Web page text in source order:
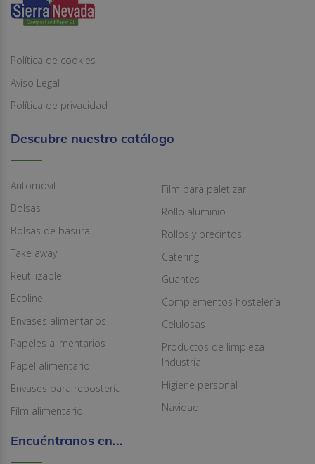
Política de cookies
Aviso Legal
Política de privacidad
Descubre nuestro catálogo
Automóvil
Bolsas
Bolsas de basura
Take away
Reutilizable
Ecoline
Envases alimentarios
Papeles alimentarios
Papel alimentario
Envases para repostería
Film alimentario
Film para paletizar
Rollo aluminio
Rollos y precintos
Catering
Guantes
Complementos hostelería
Celulosas
Productos de limpieza
Industrial
Higiene personal
Navidad
Encuéntranos en...